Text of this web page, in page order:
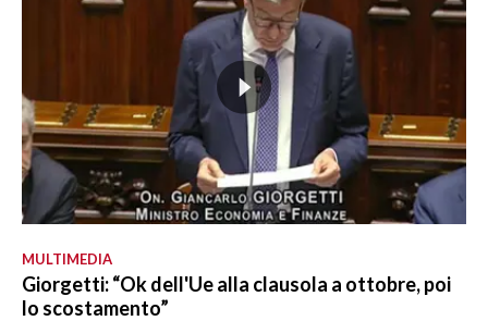
MULTIMEDIA
Giorgetti: “Ok dell'Ue alla clausola a ottobre, poi
lo scostamento”